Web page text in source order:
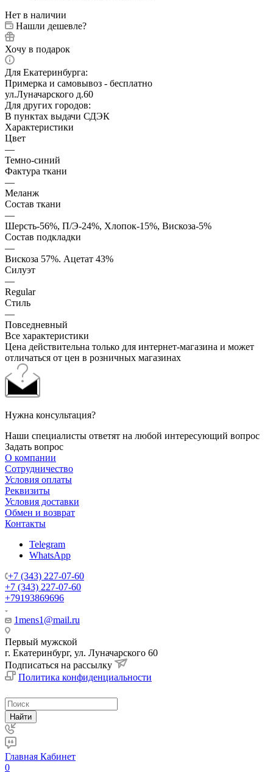
Нет в наличии
Нашли дешевле?
Хочу в подарок
Для Екатеринбурга:
Примерка и самовывоз - бесплатно
ул.Луначарского д.60
Для других городов:
В пунктах выдачи СДЭК
Характеристики
Цвет
—
Темно-синий
Фактура ткани
—
Меланж
Состав ткани
—
Шерсть-56%, П/Э-24%, Хлопок-15%, Вискоза-5%
Состав подкладки
—
Вискоза 57%. Ацетат 43%
Силуэт
—
Regular
Стиль
—
Повседневный
Все характеристики
Цена действительна только для интернет-магазина и может
отличаться от цен в розничных магазинах
Нужна консультация?
Наши специалисты ответят на любой интересующий вопрос
Задать вопрос
О компании
Сотрудничество
Условия оплаты
Реквизиты
Условия доставки
Обмен и возврат
Контакты
Telegram
WhatsApp
+7 (343) 227-07-60
+7 (343) 227-07-60
+79193869696
1mens1@mail.ru
Первый мужской
г. Екатеринбург, ул. Луначарского 60
Подписаться на рассылку
Политика конфиденциальности
Найти
Главная Кабинет
0